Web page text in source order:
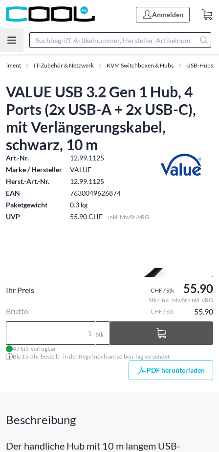
Anmelden
IT-Zubehör & Netzwerk KVM Switchboxen & Hubs USB-Hubs
VALUE USB 3.2 Gen 1 Hub, 4
Ports (2x USB-A + 2x USB-C),
mit Verlängerungskabel,
schwarz, 10 m
Art.-Nr.
12.99.1125
Marke / Hersteller
VALUE
Herst.-Art.-Nr.
12.99.1125
EAN
7630049626874
Paketgewicht
0.3 kg
UVP
55.90 CHF inkl. MwSt./vRG
Ihr Preis CHF / Stk 55.90
Stk / inkl. MwSt./inkl. vRG
Brutto CHF / Stk 55.90
Stk
47 Stk. verfügbar
Bis 15 Uhr bestellt - in der Regel noch am selben Tag versendet
PDF herunterladen
Beschreibung
Der handliche Hub mit 10 m langem USB-